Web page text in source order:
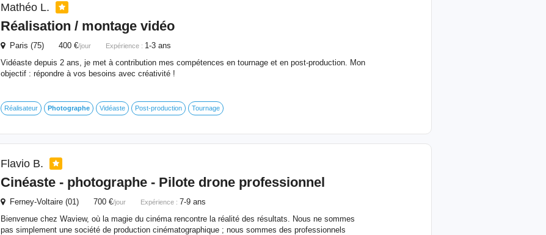
Mathéo L.
Réalisation / montage vidéo
Paris (75) 400 €/jour Expérience : 1-3 ans
Vidéaste depuis 2 ans, je met à contribution mes compétences en tournage et en post-production. Mon
objectif : répondre à vos besoins avec créativité !
Réalisateur Photographe Vidéaste Post-production Tournage
Flavio B.
Cinéaste - photographe- Pilote drone professionnel
Ferney-Voltaire (01) 700 €/jour Expérience : 7-9 ans
Bienvenue chez Waview, où la magie du cinéma rencontre la réalité des résultats. Nous ne sommes
pas simplement une société de production cinématographique ; nous sommes des professionnels